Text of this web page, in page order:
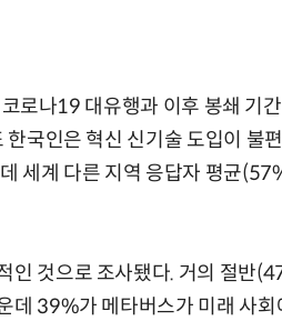
로나19 대유행과 이후 봉쇄 기
국인은 혁신 신기술 도입이 불
세계 다른 지역 응답자 평균
인 것으로 조사됐다. 거의 절반
데 39%가 메타버스가 미래 사